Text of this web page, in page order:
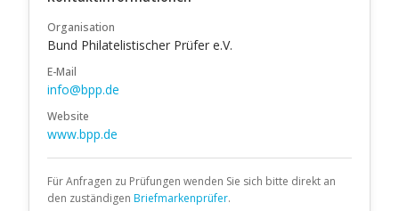
Organisation
Bund Philatelistischer Prüfer e.V.
E-Mail
info@bpp.de
Website
www.bpp.de
Für Anfragen zu Prüfungen wenden Sie sich bitte direkt an
den zuständigen Briefmarkenprüfer.